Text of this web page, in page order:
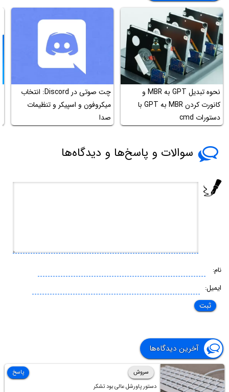
نحوه تبدیل GPT‌ به MBR و
کانورت کردن MBR به GPT با
دستورات cmd
چت صوتی در Discord: انتخاب
میکروفون و اسپیکر و تنظیمات
صدا
سوالات و پاسخ‌ها و دیدگاه‌ها
نام:
ایمیل:
آخرین دیدگاه‌ها
سروش
دستور پاورشل عالی بود تشکر
پاسخ